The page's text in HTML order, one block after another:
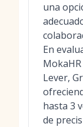
una
En
Lever,
hasta 3
de